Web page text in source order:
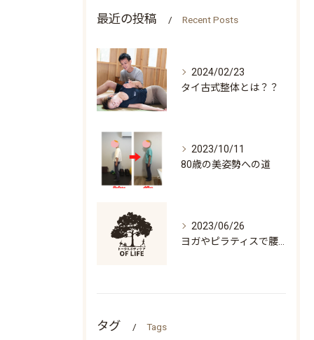
最近の投稿 Recent Posts
2024/02/23
タイ古式整体とは？？
2023/10/11
80歳の美姿勢への道
2023/06/26
タグ Tags